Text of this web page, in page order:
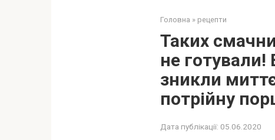
Головна » рецепти
Таких
не
зникли
потрійну
Дата публікації: 05.06.2020